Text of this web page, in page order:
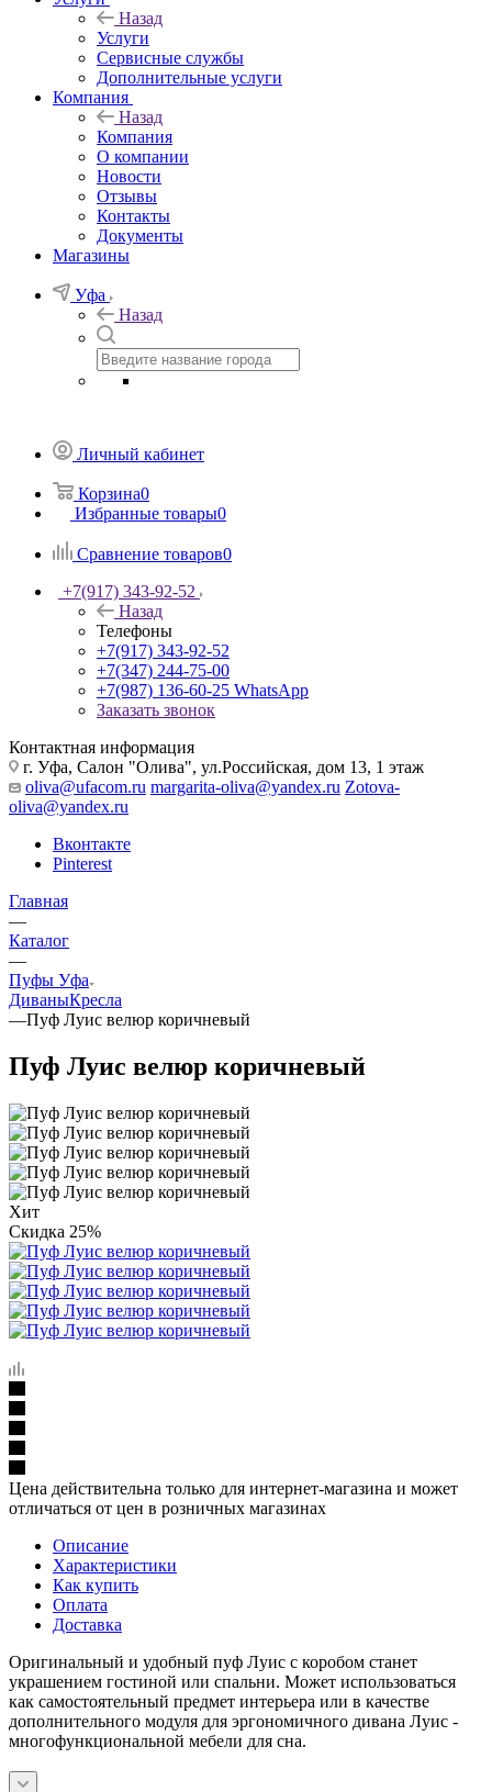
Назад
Услуги
Сервисные службы
Дополнительные услуги
Компания
Назад
Компания
О компании
Новости
Отзывы
Контакты
Документы
Магазины
Уфа
Назад
Личный кабинет
Корзина0
Избранные товары0
Сравнение товаров0
+7(917) 343-92-52
Назад
Телефоны
+7(917) 343-92-52
+7(347) 244-75-00
+7(987) 136-60-25 WhatsApp
Заказать звонок
Контактная информация
г. Уфа, Салон "Олива", ул.Российская, дом 13, 1 этаж
oliva@ufacom.ru margarita-oliva@yandex.ru Zotova-
oliva@yandex.ru
Вконтакте
Pinterest
Главная
—
Каталог
—
Пуфы Уфа
ДиваныКресла
—Пуф Луис велюр коричневый
Пуф Луис велюр коричневый
Хит
Скидка 25%
Цена действительна только для интернет-магазина и может
отличаться от цен в розничных магазинах
Описание
Характеристики
Как купить
Оплата
Доставка
Оригинальный и удобный пуф Луис с коробом станет
украшением гостиной или спальни. Может использоваться
как самостоятельный предмет интерьера или в качестве
дополнительного модуля для эргономичного дивана Луис -
многофункциональной мебели для сна.